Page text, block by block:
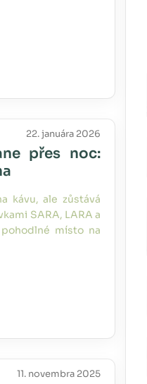
22. januára 2026
přes noc:
kávu, ale zůstává
SARA, LARA a
místo na
11. novembra 2025